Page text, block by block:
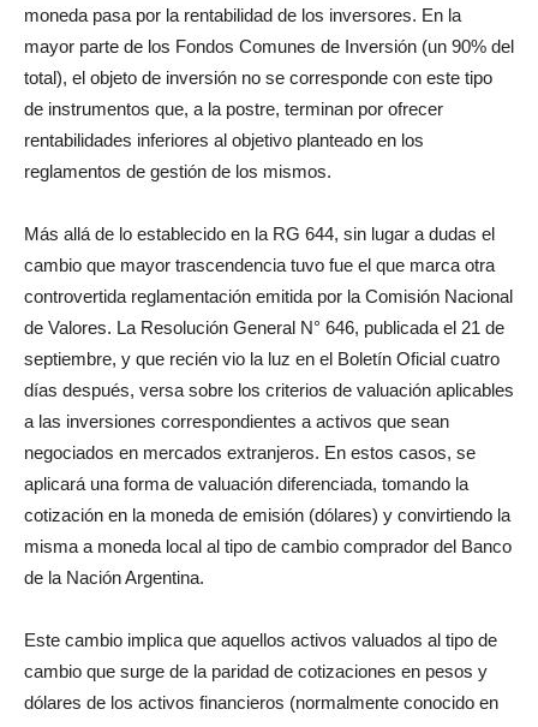
moneda pasa por la rentabilidad de los inversores. En la
mayor parte de los Fondos Comunes de Inversión (un 90% del
total), el objeto de inversión no se corresponde con este tipo
de instrumentos que, a la postre, terminan por ofrecer
rentabilidades inferiores al objetivo planteado en los
reglamentos de gestión de los mismos.
Más allá de lo establecido en la RG 644, sin lugar a dudas el
cambio que mayor trascendencia tuvo fue el que marca otra
controvertida reglamentación emitida por la Comisión Nacional
de Valores. La Resolución General N° 646, publicada el 21 de
septiembre, y que recién vio la luz en el Boletín Oficial cuatro
días después, versa sobre los criterios de valuación aplicables
a las inversiones correspondientes a activos que sean
negociados en mercados extranjeros. En estos casos, se
aplicará una forma de valuación diferenciada, tomando la
cotización en la moneda de emisión (dólares) y convirtiendo la
misma a moneda local al tipo de cambio comprador del Banco
de la Nación Argentina.
Este cambio implica que aquellos activos valuados al tipo de
cambio que surge de la paridad de cotizaciones en pesos y
dólares de los activos financieros (normalmente conocido en